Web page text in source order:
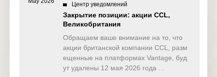
Центр уведомлений
Закрытие позиции: акции CCL,
Великобритания
Обращаем ваше внимание на то, что
акции британской компании CCL, разм
ещенные на платформах Vantage, буд
ут удалены 12 мая 2026 года …